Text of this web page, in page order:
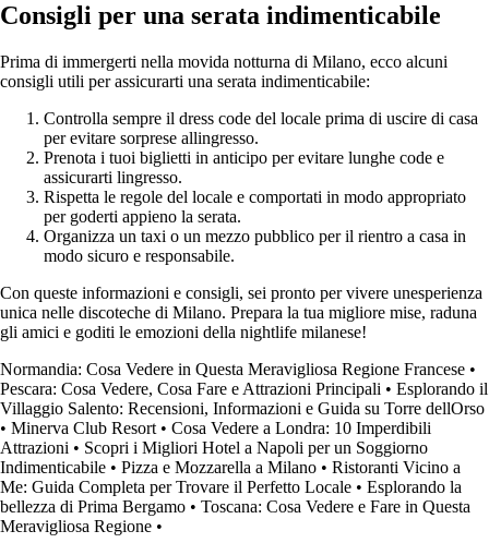
Consigli per una serata indimenticabile
Prima di immergerti nella movida notturna di Milano, ecco alcuni
consigli utili per assicurarti una serata indimenticabile:
Controlla sempre il dress code del locale prima di uscire di casa
per evitare sorprese allingresso.
Prenota i tuoi biglietti in anticipo per evitare lunghe code e
assicurarti lingresso.
Rispetta le regole del locale e comportati in modo appropriato
per goderti appieno la serata.
Organizza un taxi o un mezzo pubblico per il rientro a casa in
modo sicuro e responsabile.
Con queste informazioni e consigli, sei pronto per vivere unesperienza
unica nelle discoteche di Milano. Prepara la tua migliore mise, raduna
gli amici e goditi le emozioni della nightlife milanese!
Normandia: Cosa Vedere in Questa Meravigliosa Regione Francese •
Pescara: Cosa Vedere, Cosa Fare e Attrazioni Principali • Esplorando il
Villaggio Salento: Recensioni, Informazioni e Guida su Torre dellOrso
• Minerva Club Resort • Cosa Vedere a Londra: 10 Imperdibili
Attrazioni • Scopri i Migliori Hotel a Napoli per un Soggiorno
Indimenticabile • Pizza e Mozzarella a Milano • Ristoranti Vicino a
Me: Guida Completa per Trovare il Perfetto Locale • Esplorando la
bellezza di Prima Bergamo • Toscana: Cosa Vedere e Fare in Questa
Meravigliosa Regione •